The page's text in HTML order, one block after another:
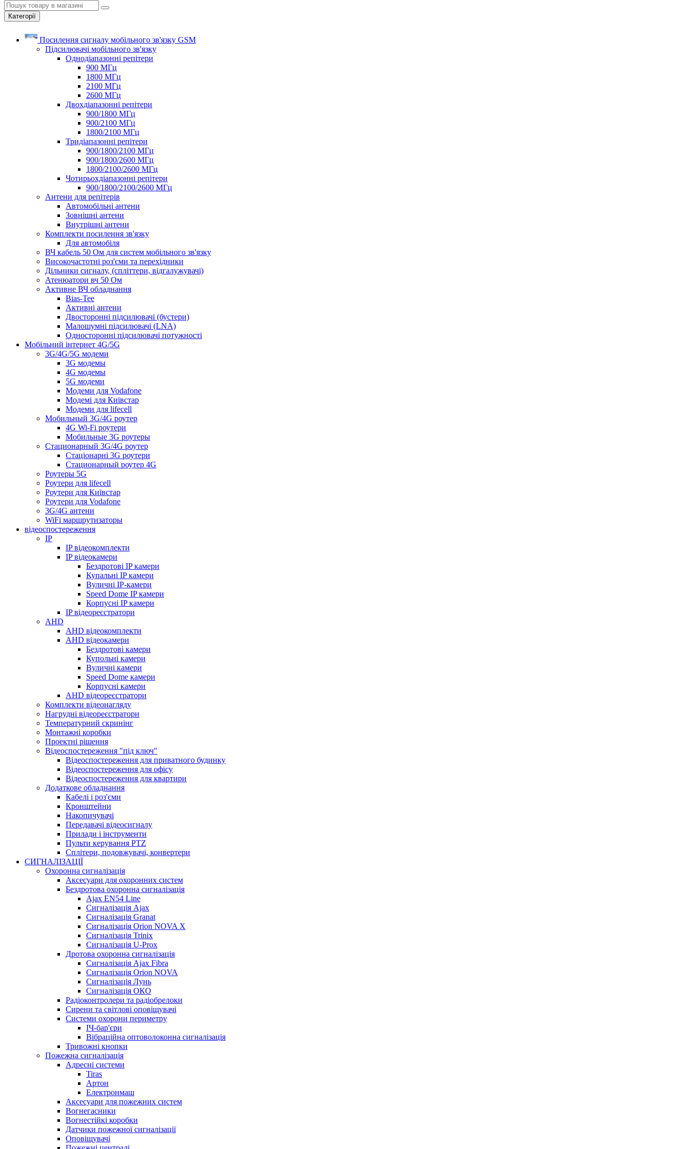
Категорії
Посилення сигналу мобільного зв'язку GSM
Підсилювачі мобільного зв'язку
Однодіапазонні репітери
900 МГц
1800 МГц
2100 МГц
2600 МГц
Двохдіапазонні репітери
900/1800 МГц
900/2100 МГц
1800/2100 МГц
Тридіапазонні репітери
900/1800/2100 МГц
900/1800/2600 МГц
1800/2100/2600 МГц
Чотирьохдіапазонні репітери
900/1800/2100/2600 МГц
Антени для репітерів
Автомобільні антени
Зовнішні антени
Внутрішні антени
Комплекти посилення зв'язку
Для автомобіля
ВЧ кабель 50 Ом для систем мобільного зв'язку
Високочастотні роз'єми та перехідники
Дільники сигналу, (спліттери, відгалужувачі)
Атенюатори вч 50 Ом
Активне ВЧ обладнання
Bias-Tee
Активні антени
Двосторонні підсилювачі (бустери)
Малошумні підсилювачі (LNA)
Односторонні підсилювачі потужності
Мобільний інтернет 4G/5G
3G/4G/5G модеми
3G модемы
4G модемы
5G модеми
Модеми для Vodafone
Модемі для Київстар
Модеми для lifecell
Мобильный 3G/4G роутер
4G Wi-Fi роутери
Мобильные 3G роутеры
Стационарный 3G/4G роутер
Стаціонарні 3G роутери
Стационарный роутер 4G
Роутеры 5G
Роутери для lifecell
Роутери для Київстар
Роутери для Vodafone
3G/4G антени
WiFi маршрутизаторы
відеоспостереження
IP
IP відеокомплекти
IP відеокамери
Бездротові IP камери
Купальні IP камери
Вуличні IP-камери
Speed Dome IP камери
Корпусні IP камери
IP відеореєстратори
AHD
AHD відеокомплекти
AHD відеокамери
Бездротові камери
Купольні камери
Вуличні камери
Speed Dome камери
Корпусні камери
AHD відеореєстратори
Комплекти відеонагляду
Нагрудні відеореєстратори
Температурний скринінг
Монтажні коробки
Проектні рішення
Відеоспостереження "під ключ"
Відеоспостереження для приватного будинку
Відеоспостереження для офісу
Відеоспостереження для квартири
Додаткове обладнання
Кабелі і роз'єми
Кронштейни
Накопичувачі
Передавачі відеосигналу
Прилади і інструменти
Пульти керування PTZ
Сплітери, подовжувачі, конвертери
СИГНАЛІЗАЦІЇ
Охоронна сигналізація
Аксесуари для охоронних систем
Бездротова охоронна сигналізація
Ajax EN54 Line
Сигналізація Ajax
Сигналізація Granat
Сигналізація Orion NOVA X
Сигналізація Trinix
Сигналізація U-Prox
Дротова охоронна сигналізація
Сигналізація Ajax Fibra
Сигналізація Orion NOVA
Сигналізація Лунь
Сигналізація ОКО
Радіоконтролери та радіобрелоки
Сирени та світлові оповіщувачі
Системи охорони периметру
ІЧ-бар'єри
Вібраційна оптоволоконна сигналізація
Тривожні кнопки
Пожежна сигналізація
Адресні системи
Tiras
Артон
Електронмаш
Аксесуари для пожежних систем
Вогнегасники
Вогнестійкі коробки
Датчики пожежної сигналізації
Оповіщувачі